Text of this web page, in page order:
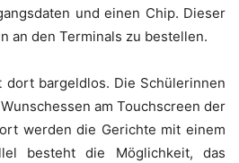
und einen Chip. Dieser
an den Terminals zu bestellen.
bargeldlos. Die Schülerinnen
am Touchscreen der
werden die Gerichte mit einem
besteht die Möglichkeit, das